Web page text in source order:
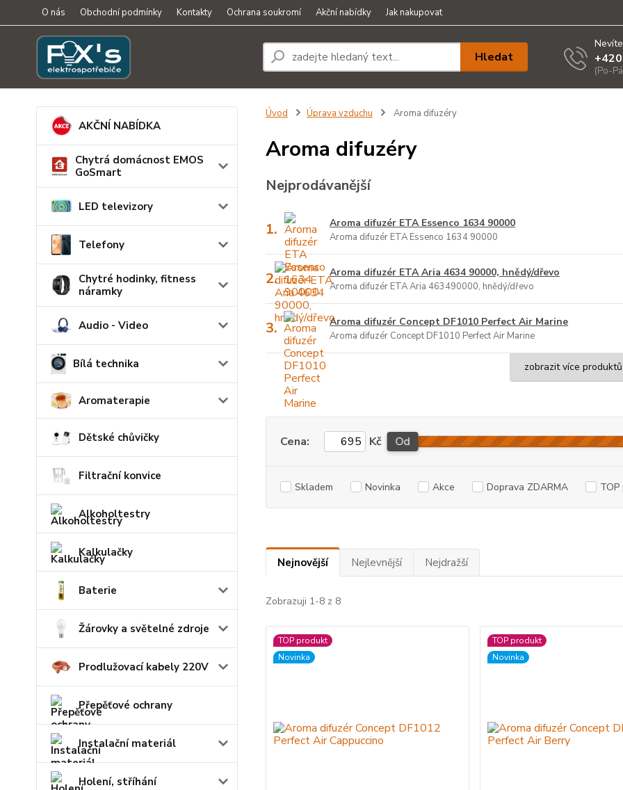
O nás Obchodní podmínky Kontakty Ochrana soukromí Akční nabídky Jak nakupovat
Hledat
(Po-
AKČNÍ NABÍDKA
Chytrá domácnost EMOS
GoSmart
LED televizory
Telefony
Chytré hodinky, fitness
náramky
Audio - Video
Bílá technika
Aromaterapie
Dětské chůvičky
Filtrační konvice
Alkoholtestry
Kalkulačky
Baterie
Žárovky a světelné zdroje
Prodlužovací kabely 220V
Přepěťové ochrany
Instalační materiál
Holení, stříhání
Úvod Úprava vzduchu Aroma difuzéry
Aroma difuzéry
Nejprodávanější
1. Aroma difuzér ETA Essenco 1634 90000
Aroma difuzér ETA Essenco 1634 90000
2. Aroma difuzér ETA Aria 4634 90000, hnědý/dřevo
Aroma difuzér ETA Aria 463490000, hnědý/dřevo
3. Aroma difuzér Concept DF1010 Perfect Air Marine
Aroma difuzér Concept DF1010 Perfect Air Marine
zobrazit více produktů
Cena: Kč Od
Skladem Novinka Akce Doprava ZDARMA
Nejnovější Nejlevnější Nejdražší
Zobrazuji 1-8 z 8
TOP produkt
Novinka
TOP produkt
Novinka